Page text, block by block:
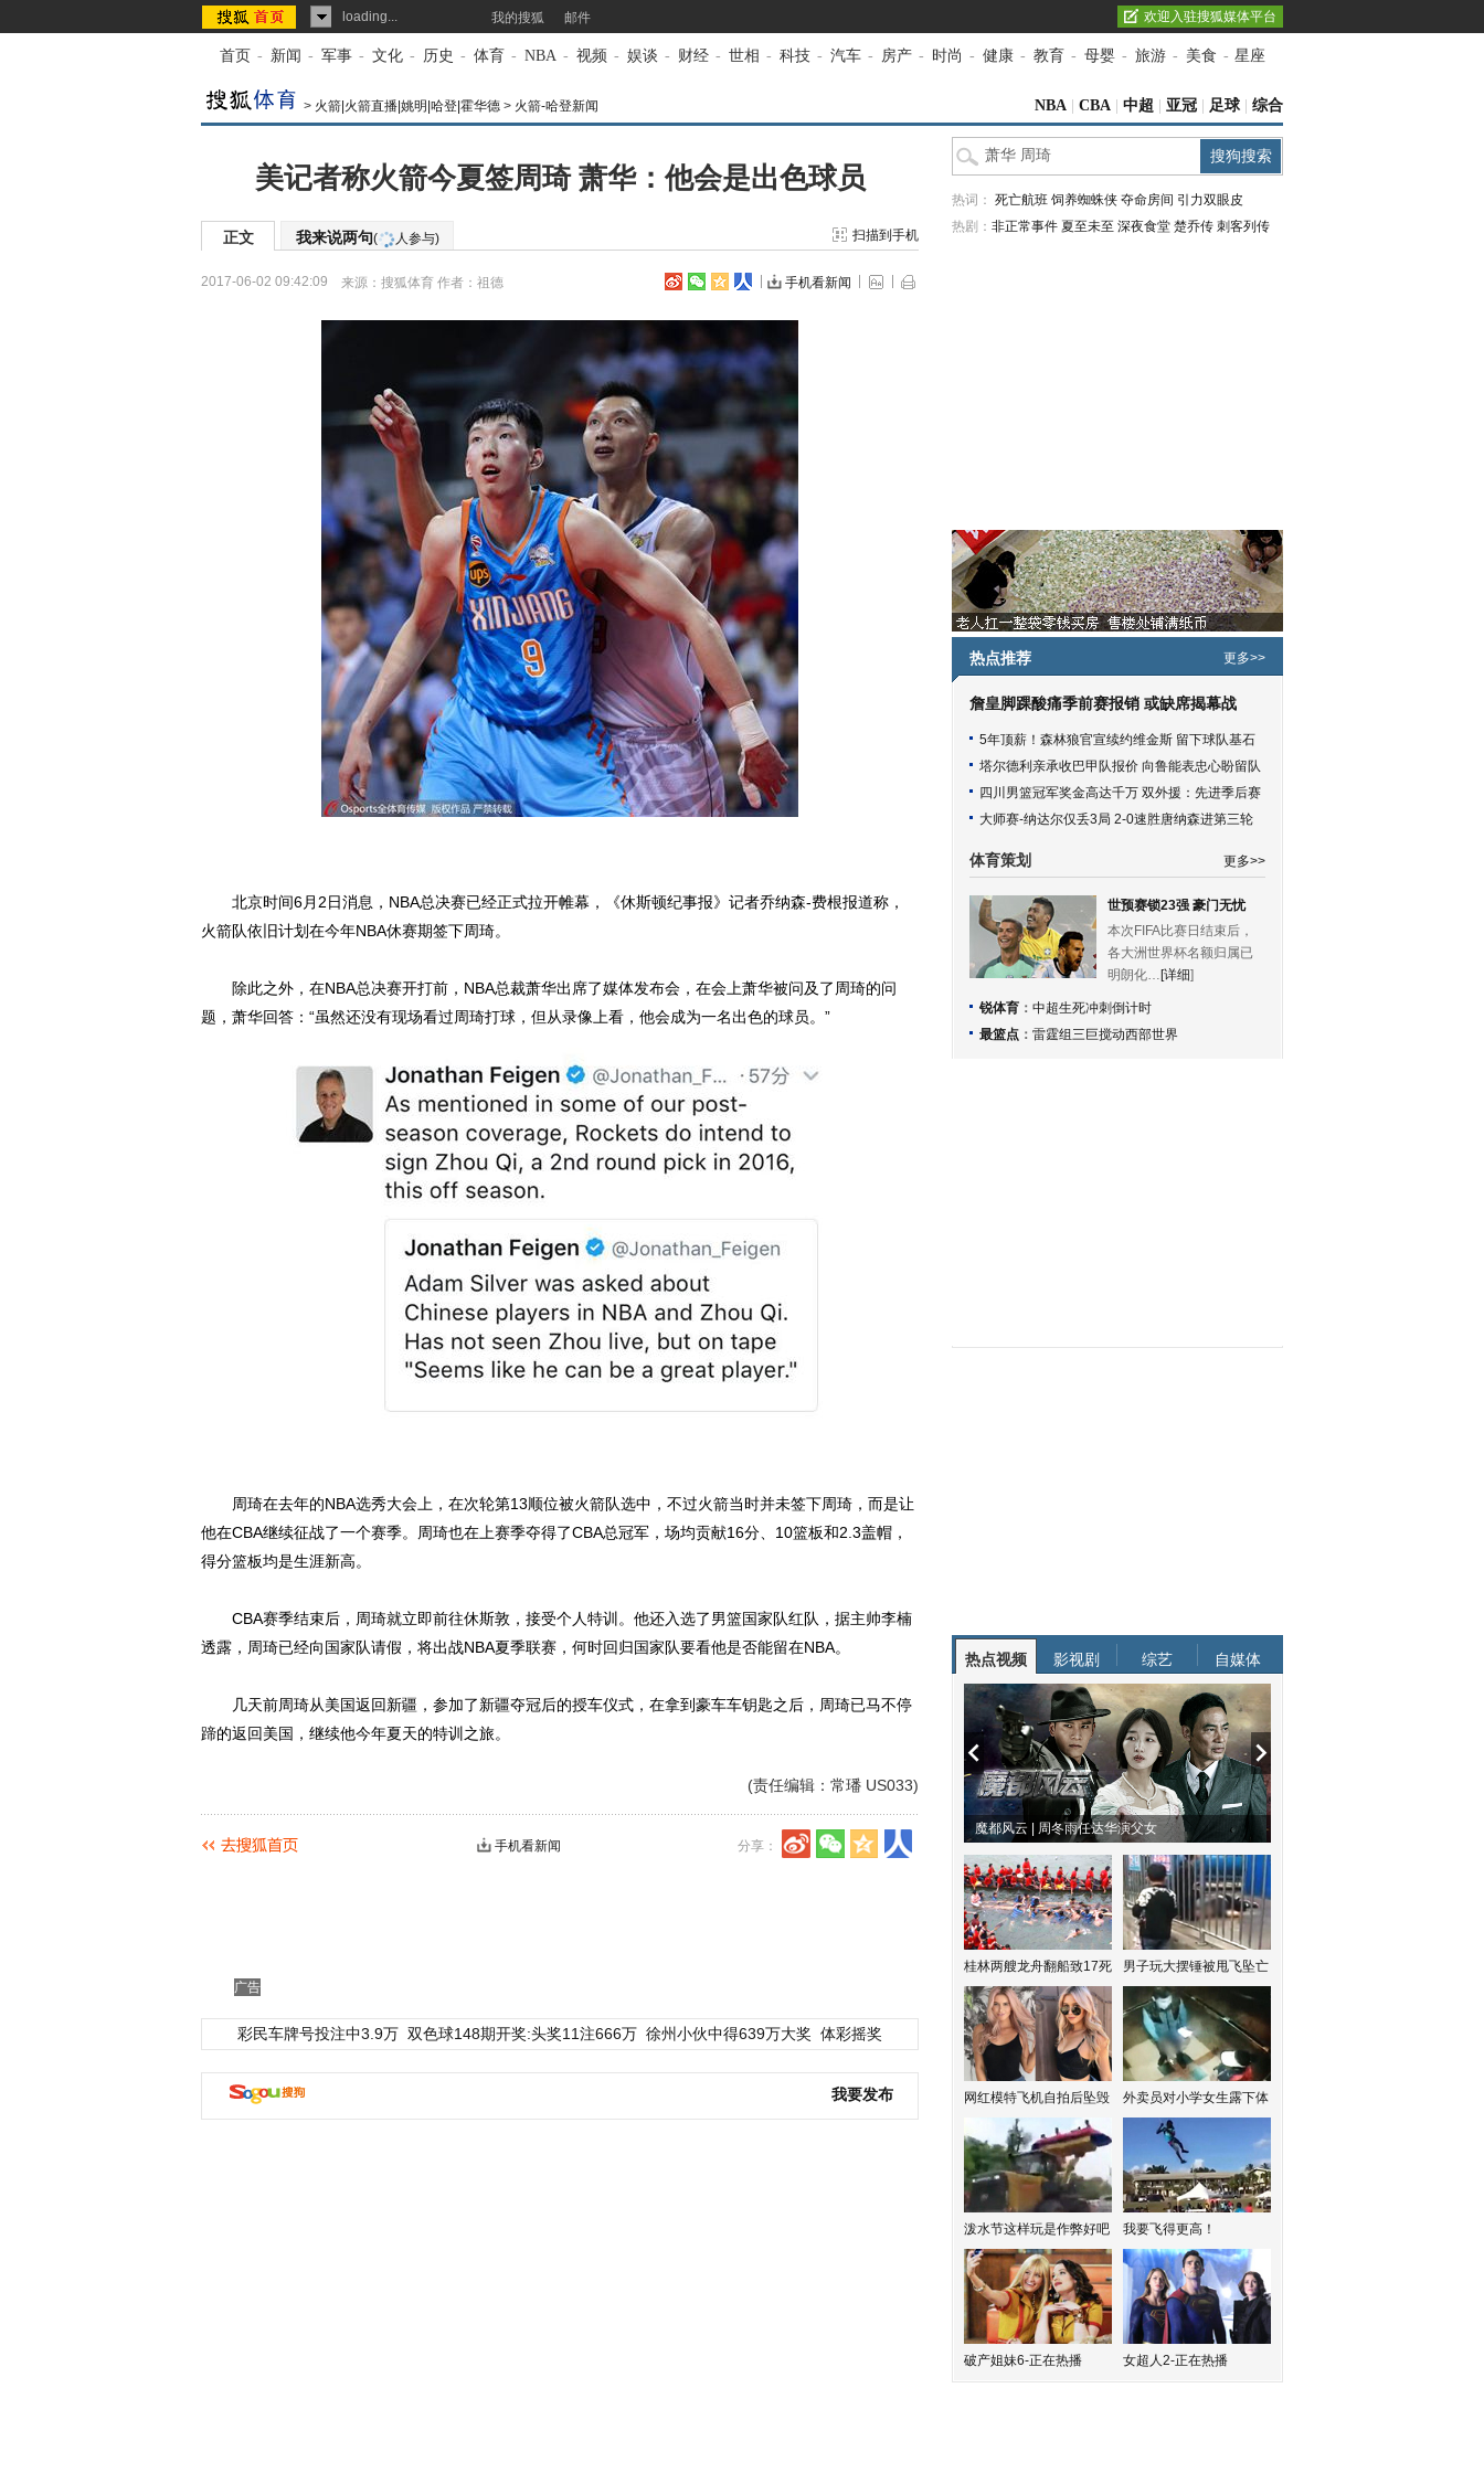
loading... 我的搜狐 邮件 欢迎入驻搜狐媒体平台
首页 - 新闻 - 军事 - 文化 - 历史 - 体育 - NBA - 视频 - 娱谈 - 财经 - 世相 - 科技 - 汽车 - 房产 - 时尚 - 健康 - 教育 - 母婴 - 旅游 - 美食 - 星座
> 火箭|火箭直播|姚明|哈登|霍华德 > 火箭-哈登新闻 NBA CBA 中超 亚冠 足球 综合
美记者称火箭今夏签周琦 萧华：他会是出色球员
正文 我来说两句( 人参与) 扫描到手机
2017-06-02 09:42:09 来源： 搜狐体育 作者：祖德 手机看新闻
北京时间6月2日消息，NBA总决赛已经正式拉开帷幕，《休斯顿纪事报》记者乔纳森-费根报道称，
火箭队依旧计划在今年NBA休赛期签下周琦。
除此之外，在NBA总决赛开打前，NBA总裁萧华出席了媒体发布会，在会上萧华被问及了周琦的问
题，萧华回答：“虽然还没有现场看过周琦打球，但从录像上看，他会成为一名出色的球员。”
周琦在去年的NBA选秀大会上，在次轮第13顺位被火箭队选中，不过火箭当时并未签下周琦，而是让
他在CBA继续征战了一个赛季。周琦也在上赛季夺得了CBA总冠军，场均贡献16分、10篮板和2.3盖帽，
得分篮板均是生涯新高。
CBA赛季结束后，周琦就立即前往休斯敦，接受个人特训。他还入选了男篮国家队红队，据主帅李楠
透露，周琦已经向国家队请假，将出战NBA夏季联赛，何时回归国家队要看他是否能留在NBA。
几天前周琦从美国返回新疆，参加了新疆夺冠后的授车仪式，在拿到豪车车钥匙之后，周琦已马不停
蹄的返回美国，继续他今年夏天的特训之旅。
(责任编辑：常璠 US033)
分享：
手机看新闻
广告
彩民车牌号投注中3.9万 双色球148期开奖:头奖11注666万 徐州小伙中得639万大奖 体彩摇奖
我要发布
热词： 死亡航班 饲养蜘蛛侠 夺命房间 引力双眼皮
热剧： 非正常事件 夏至未至 深夜食堂 楚乔传 刺客列传
热点推荐 更多>>
詹皇脚踝酸痛季前赛报销 或缺席揭幕战
5年顶薪！森林狼官宣续约维金斯 留下球队基石
塔尔德利亲承收巴甲队报价 向鲁能表忠心盼留队
四川男篮冠军奖金高达千万 双外援：先进季后赛
大师赛-纳达尔仅丢3局 2-0速胜唐纳森进第三轮
体育策划 更多>>
世预赛锁23强 豪门无忧
本次FIFA比赛日结束后，
各大洲世界杯名额归属已
明朗化… [详细]
锐体育 ： 中超生死冲刺倒计时
最篮点 ： 雷霆组三巨搅动西部世界
热点视频 影视剧 综艺 自媒体
南方有乔木 | “科创CP”渐入佳境 魔都风云 | 周冬雨任达华演父女
桂林两艘龙舟翻船致17死 男子玩大摆锤被甩飞坠亡
网红模特飞机自拍后坠毁 外卖员对小学女生露下体
泼水节这样玩是作弊好吧 我要飞得更高！
破产姐妹6-正在热播 女超人2-正在热播